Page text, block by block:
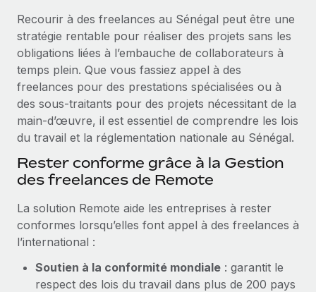
SERVICES
Demandez aux experts
Recevez des conseils d’experts sur les RH à
l’international et la conformité
Contrôles d’antécédents
Simplifiez vos processus de présélection des
candidats
Remote Watchtower
matière de conformité
Gestion des appareils
dans le monde entier
Devenir partenaire
Explorez avec nous vos opportunités de partenariat
Remote Build Bientôt disponible
Conseil en intégrations et automatisations assistées par
ÉTUDES DE CAS
Données sur les salaires et les talents
Centre de ressources
Obtenir de l’aide
Voir toutes les ressources
BLOG
EOR et PEO
Taxes
Recourir à des freelances au Sénégal peut être une
stratégie rentable pour réaliser des projets sans les
obligations liées à l’embauche de collaborateurs à
temps plein. Que vous fassiez appel à des
freelances pour des prestations spécialisées ou à
des sous-traitants pour des projets nécessitant de la
main-d’œuvre, il est essentiel de comprendre les lois
du travail et la réglementation nationale au Sénégal.
Rester conforme grâce à la Gestion
des freelances de Remote
La solution Remote aide les entreprises à rester
conformes lorsqu’elles font appel à des freelances à
l’international :
Soutien à la conformité mondiale : garantit le
respect des lois du travail dans plus de 200 pays